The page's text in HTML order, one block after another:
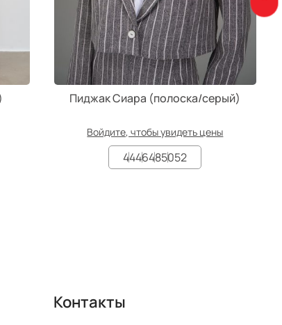
Пиджак Сиара (полоска/серый)
Войдите, чтобы увидеть цены
4446485052
Контакты